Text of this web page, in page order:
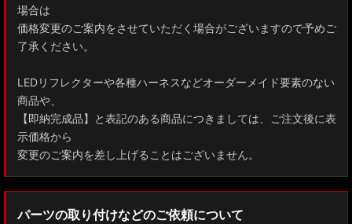
場合は
価格変更のご案内をさせていただく場合がございますので予めご
了承ください。
LEDリフレクターや各種ハーネスなどオーダーメイド要素のない
商品や、
【即納完成品】と表記のある商品につきましては、ご注文後に表
示価格から
変更のご案内を差し上げることはございません。
パーツの取り付けなどのご依頼について